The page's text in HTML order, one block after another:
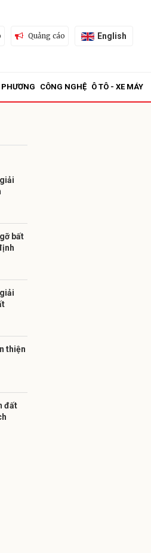
Quảng cáo English
CÔNG NGHỆ Ô TÔ - XE MÁY
bất
thiện
đất